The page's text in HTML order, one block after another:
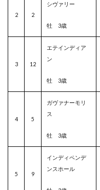
2 2
シヴァリー
牡 3歳
3 12
エテインディア
ン
牡 3歳
4 5
ガヴァナーモリ
ス
牡 3歳
5 9
インディペンデ
ンスホール